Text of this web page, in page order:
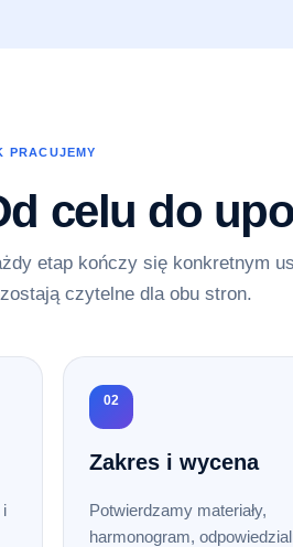
PRACUJEMY
celu do
etap kończy się konkretnym
czytelne dla obu stron.
i
02
Zakres i wycena
Potwierdzamy materiały,
harmonogram,